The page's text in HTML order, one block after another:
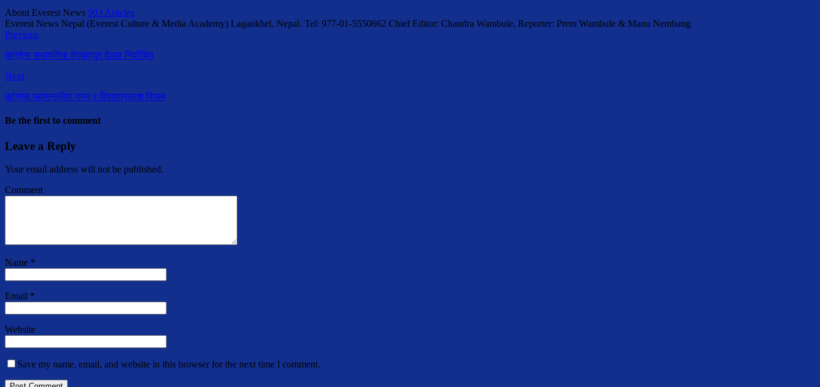
About Everest News 903 Articles
Everest News Nepal (Everest Culture & Media Academy) Lagankhel, Nepal. Tel: 977-01-5550662 Chief Editor: Chandra Wambule, Reporter: Prem Wambule & Manu Nembang
Previous
कांग्रेस सभापतिमा शेरबहादुर देउवा निर्वाचित
Next
कांग्रेस महामन्त्रीमा गगन र विश्वाप्रकाश विजय
Be the first to comment
Leave a Reply
Your email address will not be published.
Comment
Name *
Email *
Website
Save my name, email, and website in this browser for the next time I comment.